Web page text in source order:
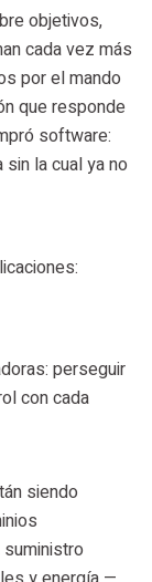
objetivos,
cada vez más
por el mando
que responde
software:
la cual ya no
perseguir
con cada
siendo